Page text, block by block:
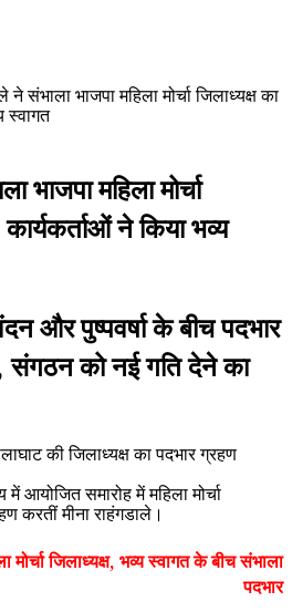
ने संभाला भाजपा महिला मोर्चा जिलाध्यक्ष का
स्वागत
भाजपा महिला मोर्चा
ने किया भव्य
और पुष्पवर्षा के बीच पदभार
संगठन को नई गति देने का
में आयोजित समारोह में महिला मोर्चा
करतीं मीना राहंगडाले।
मोर्चा जिलाध्यक्ष, भव्य स्वागत के बीच संभाला
पदभार